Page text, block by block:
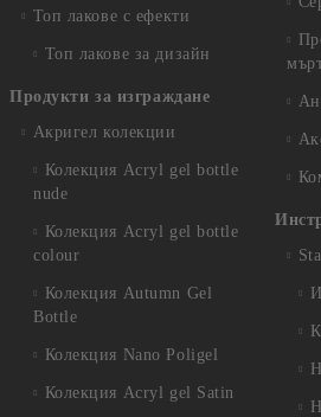
Топ лакове с ефекти
Топ лакове за дизайн
Продукти за изграждане
Акригел колекции
Колекция Acryl gel bottle
nude
Колекция Acryl gel bottle
colour
Колекция Autumn Gel
Bottle
Колекция Nano Poligel
Колекция Acryl gel Satin